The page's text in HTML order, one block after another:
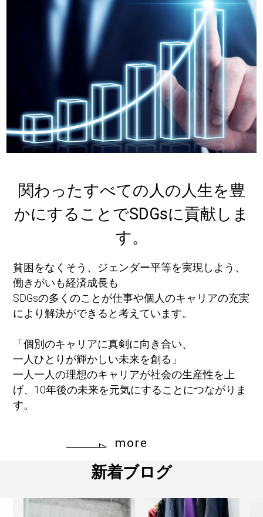
関わったすべての人の人生を豊
かにすることでSDGsに貢献しま
す。
貧困をなくそう、ジェンダー平等を実現しよう、
働きがいも経済成長も
SDGsの多くのことが仕事や個人のキャリアの充実
により解決ができると考えています。
「個別のキャリアに真剣に向き合い、
一人ひとりが輝かしい未来を創る」
一人一人の理想のキャリアが社会の生産性を上
げ、10年後の未来を元気にすることにつながりま
す。
more
新着ブログ